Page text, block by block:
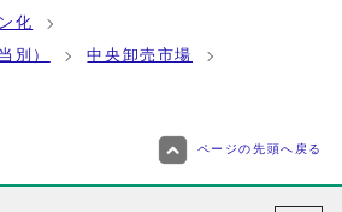
化
別）
中央卸売市場
ページの先頭へ戻る